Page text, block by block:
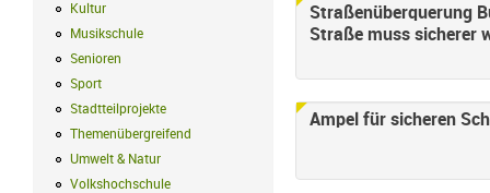
Kultur
Musikschule Musikschule Filter anwenden
Senioren
Sport
Stadtteilprojekte Stadtteilprojekte Filter anwenden
Themenübergreifend
Umwelt & Natur
Volkshochschule Volkshochschule Filter anwenden
Straßenüberquerung
Straße muss sicherer
Ampel für sicheren